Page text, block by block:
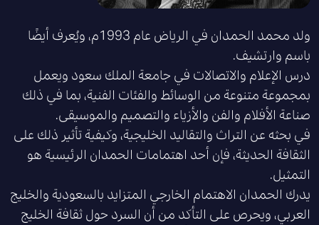
ولد محمد الحمدان في الرياض عام 1993م، ويُعرف أيضًا
باسم وارتشيف.
درس الإعلام والاتصالات في جامعة الملك سعود ويعمل
بمجموعة متنوعة من الوسائط والفئات الفنية، بما في ذلك
صناعة الأفلام والفن والأزياء والتصميم والموسيقى.
في بحثه عن التراث والتقاليد الخليجية، وكيفية تأثير ذلك على
الثقافة الحديثة، فإن أحد اهتمامات الحمدان الرئيسية هو
التمثيل.
يدرك الحمدان الاهتمام الخارجي المتزايد بالسعودية والخليج
العربي، ويحرص على التأكد من أن السرد حول ثقافة الخليج